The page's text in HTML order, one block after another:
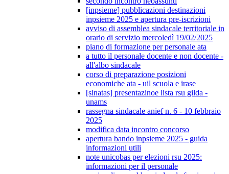
[inpsieme] pubblicazioni destinazioni
inpsieme 2025 e apertura pre-iscrizioni
avviso di assemblea sindacale territoriale in
orario di servizio mercoledì 19/02/2025
piano di formazione per personale ata
a tutto il personale docente e non docente -
all'albo sindacale
corso di preparazione posizioni
economiche ata - uil scuola e irase
[sinatas] presentazinoe lista rsu gilda -
unams
rassegna sindacale anief n. 6 - 10 febbraio
2025
modifica data incontro concorso
apertura bando inpsieme 2025 - guida
informazioni utili
note unicobas per elezioni rsu 2025:
informazioni per il personale